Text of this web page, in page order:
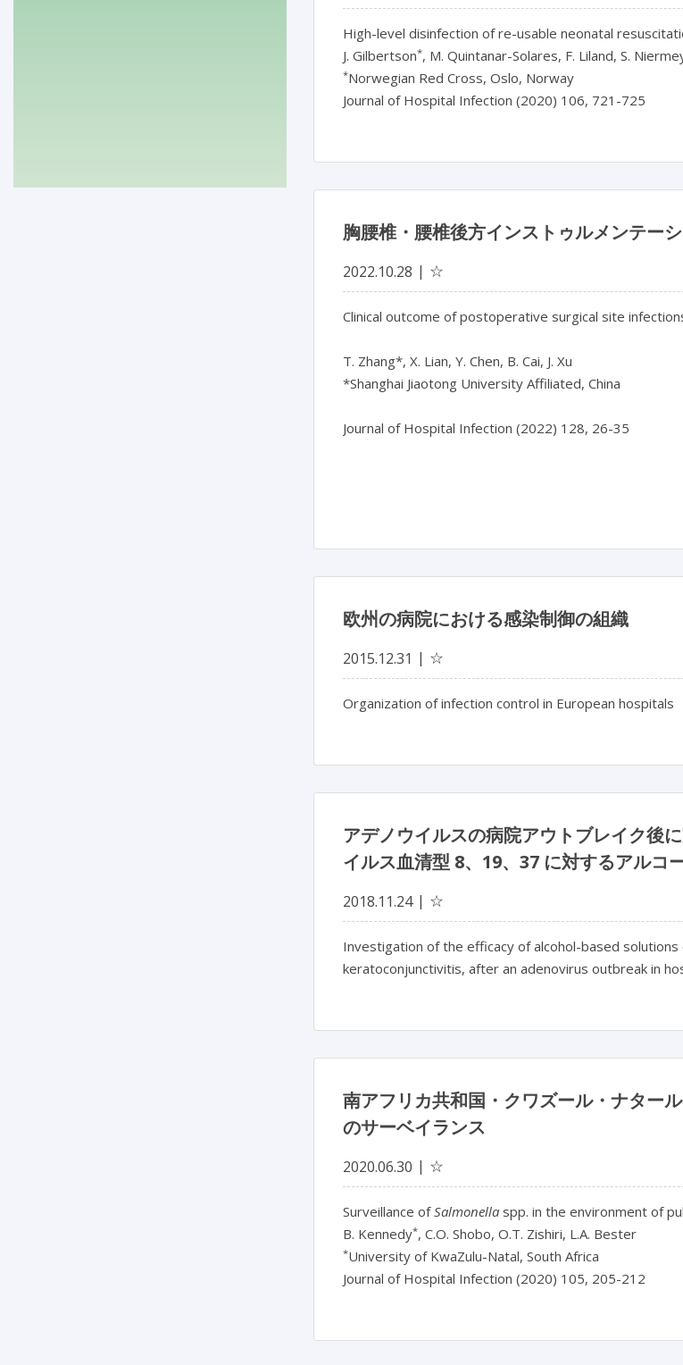
High-level disinfection of re-usable neonatal
J. Gilbertson*, M. Quintanar-Solares, F. Liland, S.
*Norwegian Red Cross, Oslo, Norway
Journal of Hospital Infection (2020) 106, 721-725
胸腰椎・腰椎後方インストゥルメンテー
2022.10.28 ☆
Clinical outcome of postoperative surgical site
T. Zhang*, X. Lian, Y. Chen, B. Cai, J. Xu
*Shanghai Jiaotong University Affiliated, China
Journal of Hospital Infection (2022) 128, 26-35
欧州の病院における感染制御の組織
2015.12.31 ☆
Organization of infection control in European hospitals
アデノウイルスの病院アウトブレイク後
イルス血清型 8、19、37 に対するアル
2018.11.24 ☆
Investigation of the efficacy of alcohol-based
keratoconjunctivitis, after an adenovirus outbreak in
南アフリカ共和国・クワズール・ナター
のサーベイランス
2020.06.30 ☆
Surveillance ofSalmonella spp. in the environment of
B. Kennedy*, C.O. Shobo, O.T. Zishiri, L.A. Bester
*University of KwaZulu-Natal, South Africa
Journal of Hospital Infection (2020) 105, 205-212